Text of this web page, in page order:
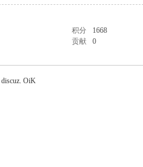
积分
1668
贡献 0
discuz. OiK